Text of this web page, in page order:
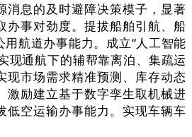
息的及时避障决策模子，显著
办事对劲度。提拔船舶引航、船
航道办事能力。成立“人工智能
现通航下的辅帮靠离泊、集疏运
现市场需求精准预测、库存动态
激励建立基于数字孪生取机械进
低空运输办事能力。实现车辆车